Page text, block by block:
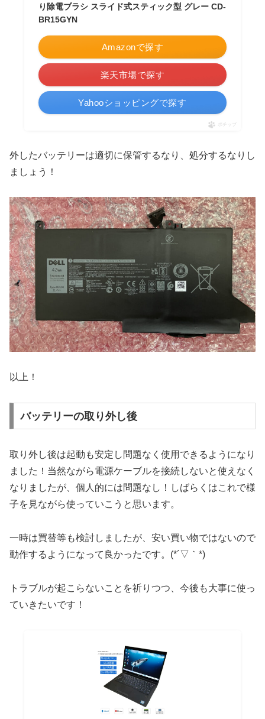
り除電ブラシ スライド式スティック型 グレー CD-
BR15GYN
Amazonで探す
楽天市場で探す
Yahooショッピングで探す
ポチップ
外したバッテリーは適切に保管するなり、処分するなりし
ましょう！
以上！
バッテリーの取り外し後
取り外し後は起動も安定し問題なく使用できるようになり
ました！当然ながら電源ケーブルを接続しないと使えなく
なりましたが、個人的には問題なし！しばらくはこれで様
子を見ながら使っていこうと思います。
一時は買替等も検討しましたが、安い買い物ではないので
動作するようになって良かったです。(*´▽｀*)
トラブルが起こらないことを祈りつつ、今後も大事に使っ
ていきたいです！